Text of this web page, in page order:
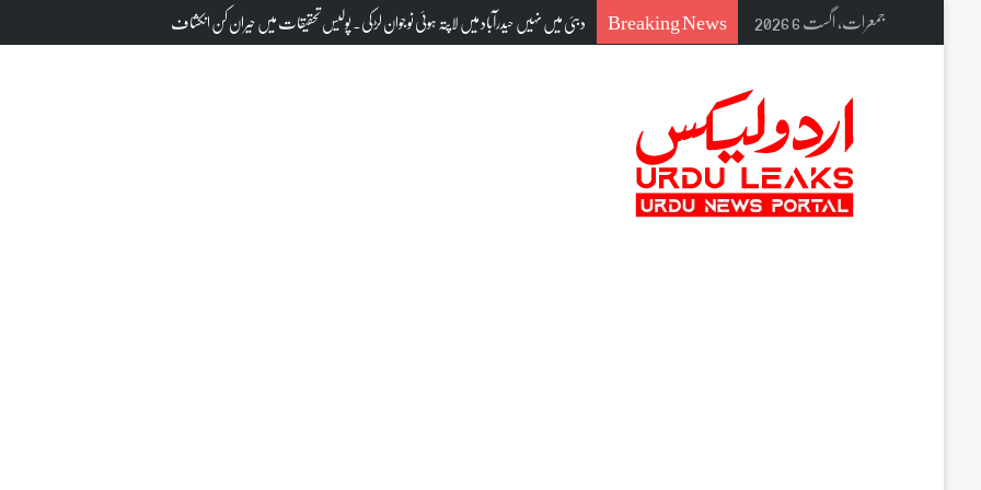
جمعرات, اگست 6 2026 Breaking News دبئی میں نہیں حیدرآباد میں لاپتہ ہوئی نوجوان لڑکی۔ پولیس تحقیقات میں حیران کن انکشاف